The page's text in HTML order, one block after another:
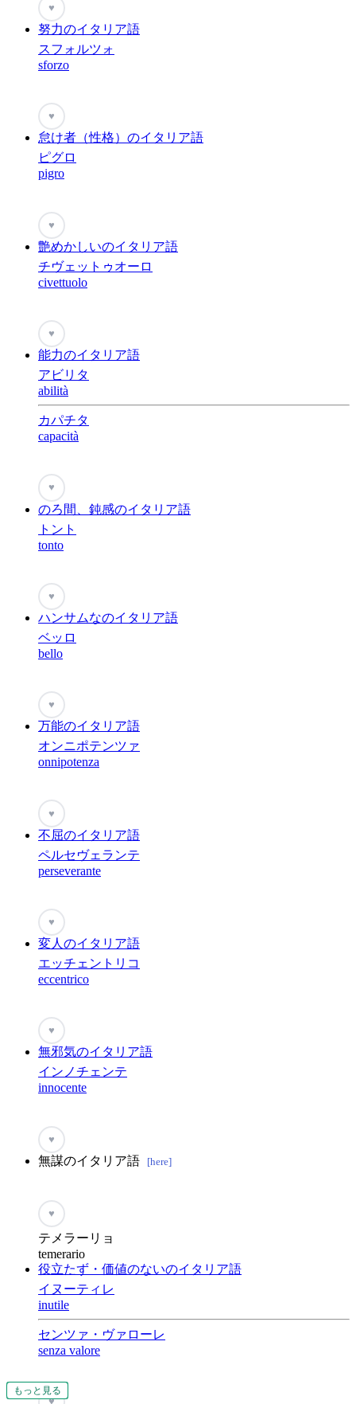
もっと見る
もっと見る
もっと見る
もっと見る
もっと見る
もっと見る
もっと見る
もっと見る
もっと見る
もっと見る
♥
努力のイタリア語
スフォルツォ
sforzo
♥
怠け者（性格）のイタリア語
ピグロ
pigro
♥
艶めかしいのイタリア語
チヴェットゥオーロ
civettuolo
♥
能力のイタリア語
アビリタ
abilità
カパチタ
capacità
♥
のろ間、鈍感のイタリア語
トント
tonto
♥
ハンサムなのイタリア語
ベッロ
bello
♥
万能のイタリア語
オンニポテンツァ
onnipotenza
♥
不屈のイタリア語
ペルセヴェランテ
perseverante
♥
変人のイタリア語
エッチェントリコ
eccentrico
♥
無邪気のイタリア語
インノチェンテ
innocente
♥
無謀のイタリア語 [here]
♥
テメラーリョ
temerario
役立たず・価値のないのイタリア語
イヌーティレ
inutile
センツァ・ヴァローレ
senza valore
もっと見る
♥